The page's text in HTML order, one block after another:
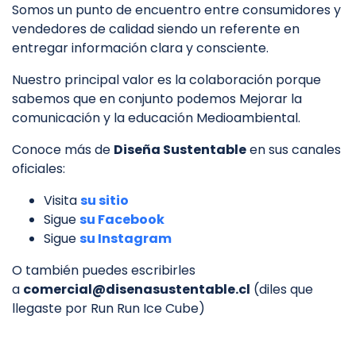
Somos un punto de encuentro entre consumidores y
vendedores de calidad siendo un referente en
entregar información clara y consciente.
Nuestro principal valor es la colaboración porque
sabemos que en conjunto podemos Mejorar la
comunicación y la educación Medioambiental.
Conoce más de Diseña Sustentableen sus canales
oficiales:
Visitasu sitio
Siguesu Facebook
Siguesu Instagram
O también puedes escribirles
a comercial@disenasustentable.cl (diles que
llegaste por Run Run Ice Cube)